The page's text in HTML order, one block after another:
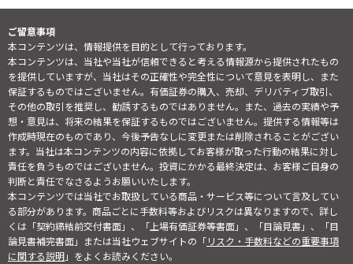
ご留意事項
本コンテンツは、情報提供を目的として行っております。
本コンテンツは、当社や当社が信頼できると考える情報源から提供されたもの
を提供していますが、当社はその正確性や完全性について意見を表明し、また
保証するものではございません。有価証券の購入、売却、デリバティブ取引、
その他の取引を推奨し、勧誘するものではありません。また、過去の実績や予
想・意見は、将来の結果を保証するものではございません。提供する情報等は
作成時現在のものであり、今後予告なしに変更または削除されることがござい
ます。当社は本コンテンツの内容に依拠してお客様が取った行動の結果に対し
責任を負うものではございません。投資にかかる最終決定は、お客様ご自身の
判断と責任でなさるようお願いいたします。
本コンテンツでは当社でお取扱している商品・サービス等について言及してい
る部分があります。商品ごとに手数料等およびリスクは異なりますので、詳し
くは「契約締結前交付書面」、「上場有価証券等書面」、「目論見書」、「目
論見書補完書面」または当社ウェブサイトの「リスク・手数料などの重要事項
に関する説明」をよくお読みください。